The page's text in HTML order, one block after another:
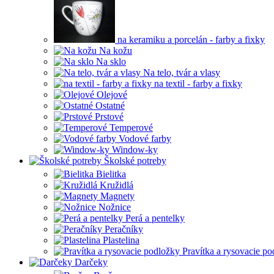
na keramiku a porcelán - farby a fixky
Na kožu
Na sklo
Na telo, tvár a vlasy
na textil - farby a fixky
Olejové
Ostatné
Prstové
Temperové
Vodové farby
Window-ky
Školské potreby
Bielitka
Kružidlá
Magnety
Nožnice
Perá a pentelky
Peračníky
Plastelina
Pravítka a rysovacie
Darčeky